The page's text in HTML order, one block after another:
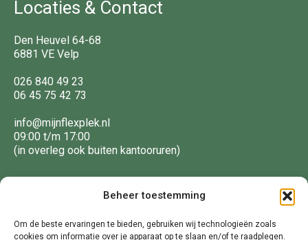
Beheer toestemming
Om de beste ervaringen te bieden, gebruiken wij technologieën zoals
cookies om informatie over je apparaat op te slaan en/of te raadplegen.
Locaties & Contact
Den Heuvel 64-68
6881 VE Velp
026 840 49 23
06 45 75 42 73
info@mijnflexplek.nl
09:00 t/m 17:00
(in overleg ook buiten kantooruren)
f in